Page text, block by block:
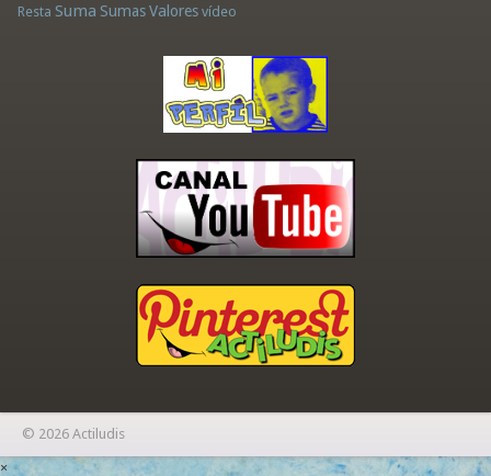
Resta Suma Sumas Valores vídeo
© 2026 Actiludis
×